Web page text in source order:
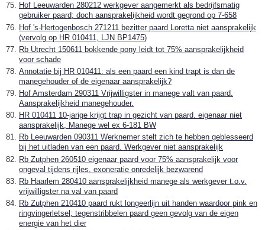
Hof Leeuwarden 280212 werkgever aangemerkt als bedrijfsmatig
gebruiker paard; doch aansprakelijkheid wordt gegrond op 7-658
Hof 's-Hertogenbosch 271211 bezitter paard Loretta niet aansprakelijk
(vervolg op HR 010411, LJN BP1475)
Rb Utrecht 150611 bokkende pony leidt tot 75% aansprakelijkheid
voor schade
Annotatie bij HR 010411: als een paard een kind trapt is dan de
manegehouder of de eigenaar aansprakelijk?
Hof Amsterdam 290311 Vrijwilligster in manege valt van paard.
Aansprakelijkheid manegehouder.
HR 010411 10-jarige krijgt trap in gezicht van paard. eigenaar niet
aansprakelijk, Manege wel ex 6-181 BW
Rb Leeuwarden 090311 Werknemer stelt zich te hebben geblesseerd
bij het uitladen van een paard. Werkgever niet aansprakelijk
Rb Zutphen 260510 eigenaar paard voor 75% aansprakelijk voor
ongeval tijdens rijles, exoneratie onredelijk bezwarend
Rb Haarlem 280410 aansprakelijkheid manege als werkgever t.o.v.
vrijwilligster na val van paard
Rb Zutphen 210410 paard rukt longeerlijn uit handen waardoor pink en
ringvingerletsel; tegenstribbelen paard geen gevolg van de eigen
energie van het dier